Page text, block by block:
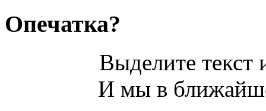
Опечатка?
Выделите
И мы в